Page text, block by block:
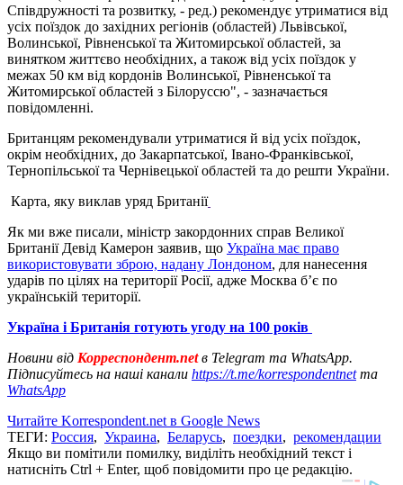
Співдружності та розвитку, - ред.) рекомендує утриматися від
усіх поїздок до західних регіонів (областей) Львівської,
Волинської, Рівненської та Житомирської областей, за
винятком життєво необхідних, а також від усіх поїздок у
межах 50 км від кордонів Волинської, Рівненської та
Житомирської областей з Білоруссю", - зазначається
повідомленні.
Британцям рекомендували утриматися й від усіх поїздок,
окрім необхідних, до Закарпатської, Івано-Франківської,
Тернопільської та Чернівецької областей та до решти України.
Карта, яку виклав уряд Британії
Як ми вже писали, міністр закордонних справ Великої
Британії Девід Камерон заявив, що Україна має право
використовувати зброю, надану Лондоном, для нанесення
ударів по цілях на території Росії, адже Москва б’є по
українській території.
Україна і Британія готують угоду на 100 років
Новини від Корреспондент.netв Telegram та WhatsApp.
Підписуйтесь на наші канали https://t.me/korrespondentnetта
WhatsApp
Читайте Korrespondent.net в Google News
ТЕГИ: Россия, Украина, Беларусь, поездки, рекомендации
Якщо ви помітили помилку, виділіть необхідний текст і
натисніть Ctrl + Enter, щоб повідомити про це редакцію.